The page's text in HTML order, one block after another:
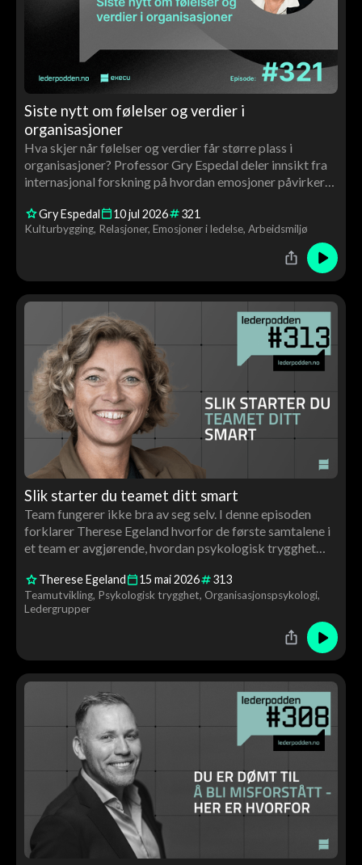
Siste nytt om følelser og verdier i
organisasjoner
Hva skjer når følelser og verdier får større plass i
organisasjoner? Professor Gry Espedal deler innsikt fra
internasjonal forskning på hvordan emosjoner påvirker
hvorfor verdiarbeid handler om langt mer enn ord på
veggen.
Gry Espedal 10jul 2026 321
Kulturbygging Relasjoner Emosjoner i ledelse Arbeidsmiljø
Slik starter du teamet ditt smart
Team fungerer ikke bra av seg selv. I denne episoden
forklarer Therese Egeland hvorfor de første samtalene i
et team er avgjørende, hvordan psykologisk trygghet
annerledes.
Therese Egeland 15 mai2026 313
Teamutvikling Psykologisk trygghet Organisasjonspsykologi
Ledergrupper